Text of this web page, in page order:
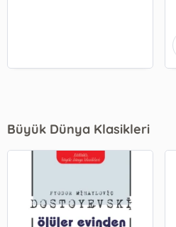
Büyük Dünya Klasikleri